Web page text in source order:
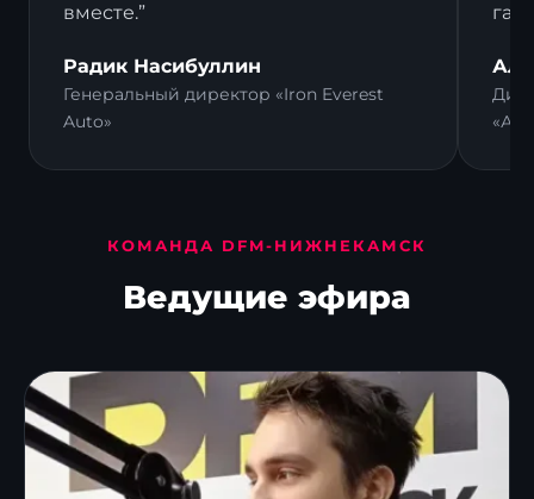
вместе.”
Радик Насибуллин
Генеральный директор «Iron Everest
Auto»
КОМАНДА DFM-НИЖНЕКАМСК
Ведущие эфира